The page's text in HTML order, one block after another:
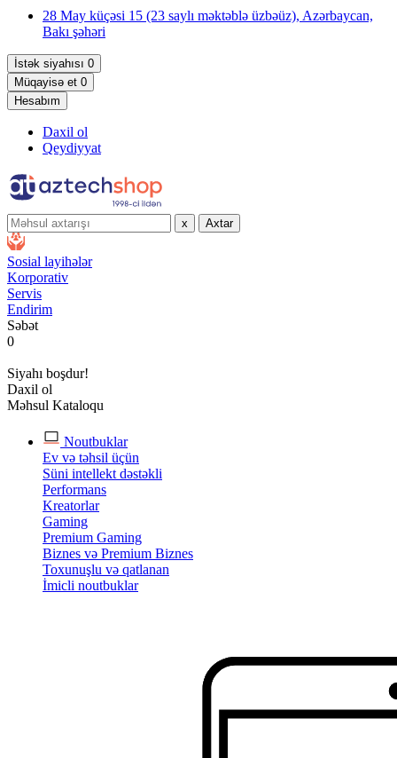
28 May küçəsi 15 (23 saylı məktəblə üzbəüz), Azərbaycan,
Bakı şəhəri
İstək siyahısı 0
Müqayisə et 0
Hesabım
Daxil ol
Qeydiyyat
x Axtar
Sosial layihələr
Korporativ
Servis
Endirim
Səbət
0
Siyahı boşdur!
Daxil ol
Məhsul Kataloqu
Noutbuklar
Ev və təhsil üçün
Süni intellekt dəstəkli
Performans
Kreatorlar
Gaming
Premium Gaming
Biznes və Premium Biznes
Toxunuşlu və qatlanan
İmicli noutbuklar